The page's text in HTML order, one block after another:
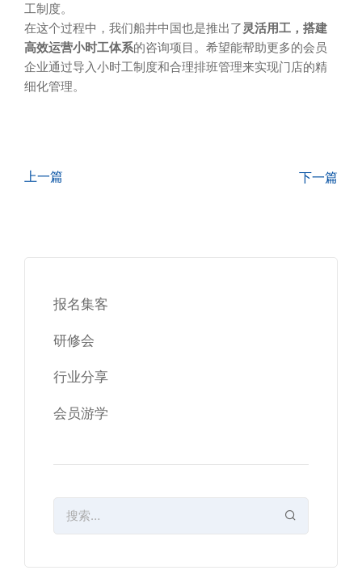
工制度。
在这个过程中，我们船井中国也是推出了 灵活用工，搭建
高效运营小时工体系的咨询项目。希望能帮助更多的会员
企业通过导入小时工制度和合理排班管理来实现门店的精
细化管理。
上一篇 下一篇
报名集客
研修会
行业分享
会员游学